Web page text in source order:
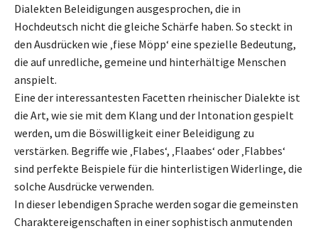
Dialekten Beleidigungen ausgesprochen, die in
Hochdeutsch nicht die gleiche Schärfe haben. So steckt in
den Ausdrücken wie ‚fiese Möpp‘ eine spezielle Bedeutung,
die auf unredliche, gemeine und hinterhältige Menschen
anspielt.
Eine der interessantesten Facetten rheinischer Dialekte ist
die Art, wie sie mit dem Klang und der Intonation gespielt
werden, um die Böswilligkeit einer Beleidigung zu
verstärken. Begriffe wie ‚Flabes‘, ‚Flaabes‘ oder ‚Flabbes‘
sind perfekte Beispiele für die hinterlistigen Widerlinge, die
solche Ausdrücke verwenden.
In dieser lebendigen Sprache werden sogar die gemeinsten
Charaktereigenschaften in einer sophistisch anmutenden